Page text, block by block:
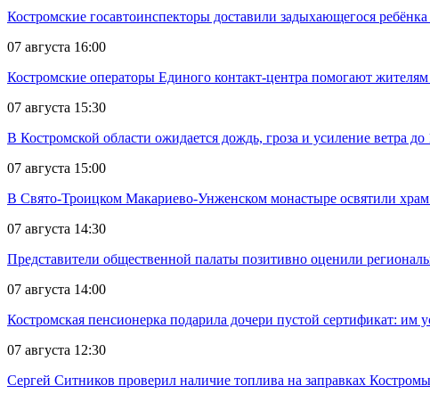
Костромские госавтоинспекторы доставили задыхающегося
07 августа 16:00
Костромские операторы Единого контакт-центра помогают жителям
07 августа 15:30
В Костромской области ожидается дождь, гроза и усиление ветра до
07 августа 15:00
В Свято-Троицком Макариево-Унженском монастыре освятили
07 августа 14:30
Представители общественной палаты позитивно оценили
07 августа 14:00
Костромская пенсионерка подарила дочери пустой сертификат: им
07 августа 12:30
Сергей Ситников проверил наличие топлива на заправках